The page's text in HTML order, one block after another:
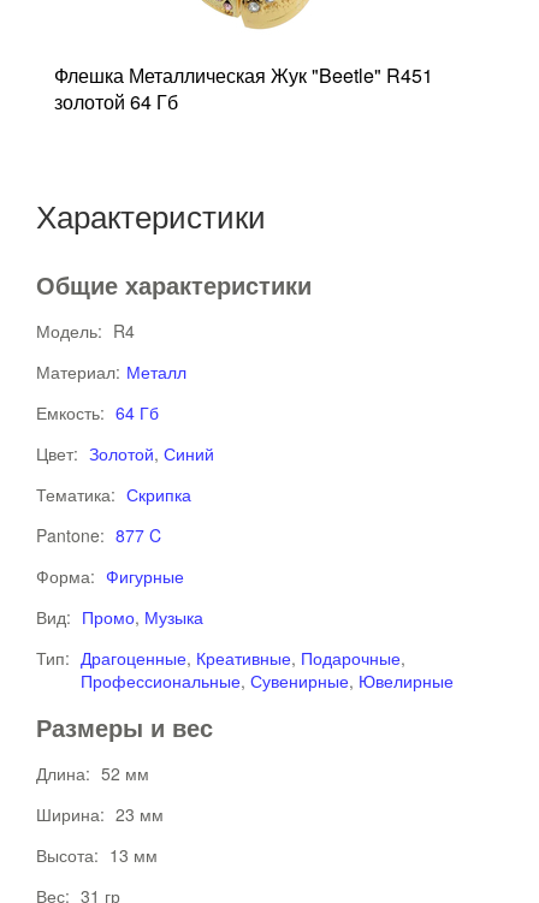
Флешка Металлическая Жук "Beetle" R451
золотой 64 Гб
Характеристики
Общие характеристики
Модель: R4
Материал: Металл
Емкость: 64 Гб
Цвет: Золотой, Синий
Тематика: Скрипка
Pantone: 877 C
Форма: Фигурные
Вид: Промо, Музыка
Тип: Драгоценные, Креативные, Подарочные,
Профессиональные, Сувенирные, Ювелирные
Размеры и вес
Длина: 52 мм
Ширина: 23 мм
Высота: 13 мм
Вес: 31 гр